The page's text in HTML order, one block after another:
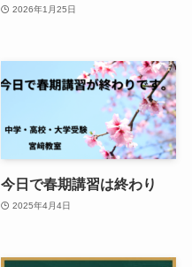
2026年1月25日
今日で春期講習は終わり
2025年4月4日